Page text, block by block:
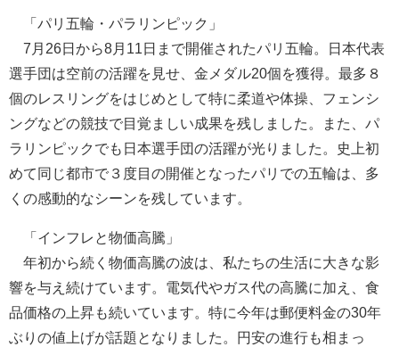
「パリ五輪・パラリンピック」
7月26日から8月11日まで開催されたパリ五輪。日本代表
選手団は空前の活躍を見せ、金メダル20個を獲得。最多８
個のレスリングをはじめとして特に柔道や体操、フェンシ
ングなどの競技で目覚ましい成果を残しました。また、パ
ラリンピックでも日本選手団の活躍が光りました。史上初
めて同じ都市で３度目の開催となったパリでの五輪は、多
くの感動的なシーンを残しています。
「インフレと物価高騰」
年初から続く物価高騰の波は、私たちの生活に大きな影
響を与え続けています。電気代やガス代の高騰に加え、食
品価格の上昇も続いています。特に今年は郵便料金の30年
ぶりの値上げが話題となりました。円安の進行も相まっ